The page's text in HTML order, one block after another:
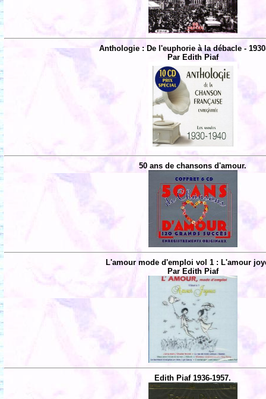
Anthologie : De l'euphorie à la débacle -
Par Edith Piaf
50 ans de chansons d'amour.
L'amour mode d'emploi vol 1 : L'amour
Par Edith Piaf
Edith Piaf 1936-1957.